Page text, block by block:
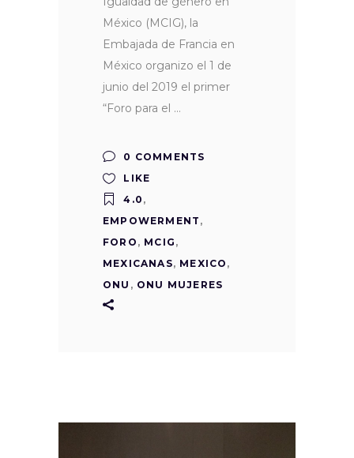
México (MCIG), la
Embajada de Francia en
México organizo el 1 de
junio del 2019 el primer
“Foro para el
0 COMMENTS
LIKE
4.0 ,
EMPOWERMENT ,
FORO , MCIG ,
MEXICANAS, MEXICO ,
ONU , ONU MUJERES